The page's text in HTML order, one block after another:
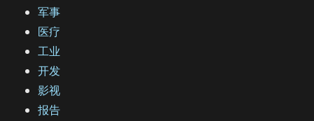
军事
医疗
工业
开发
影视
报告